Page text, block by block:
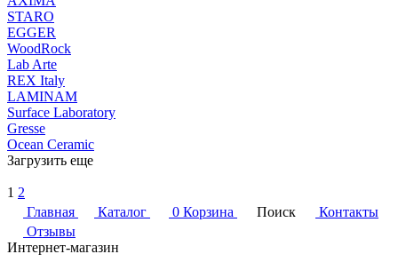
STARO
EGGER
WoodRock
Lab Arte
REX Italy
LAMINAM
Surface Laboratory
Gresse
Ocean Ceramic
Загрузить еще
1 2
Главная
Каталог 0 Корзина Поиск
Контакты
Отзывы
Интернет-магазин